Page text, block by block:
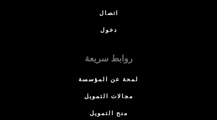
اتصال
دخول
روابط سريعة
لمحة عن المؤسسة
مجالات التمويل
منح التمويل